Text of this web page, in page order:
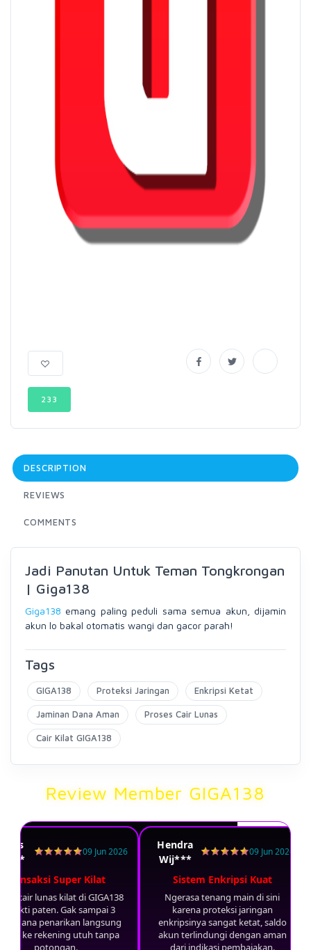
233
DESCRIPTION
REVIEWS
COMMENTS
Jadi Panutan Untuk Teman Tongkrongan
| Giga138
Giga138 emang paling peduli sama semua akun, dijamin
akun lo bakal otomatis wangi dan gacor parah!
Tags
GIGA138 Proteksi Jaringan Enkripsi Ketat
Jaminan Dana Aman Proses Cair Lunas
Cair Kilat GIGA138
Review Member GIGA138
09 Jun 2026
Transaksi Super Kilat
cair lunas kilat di GIGA138
paten. Gak sampai 3
dana penarikan langsung
ke rekening utuh tanpa
potongan.
Hendra
Wij***
09 Jun 2026
Sistem Enkripsi Kuat
Ngerasa tenang main di sini
karena proteksi jaringan
enkripsinya sangat ketat, saldo
akun terlindungi dengan aman
dari indikasi pembajakan.